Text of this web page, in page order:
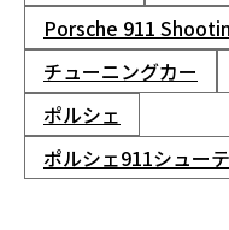
Porsche 911
チューニングカー
ポルシェ
ポルシェ911シュー